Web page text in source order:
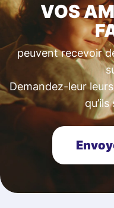
VOS
peuvent recevoir
Demandez-leur